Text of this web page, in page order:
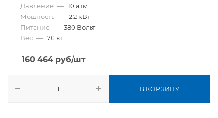
Давление — 10 атм
Мощность — 2.2 кВт
Питание — 380 Вольт
Вес — 70 кг
160 464 руб/шт
В КОРЗИНУ